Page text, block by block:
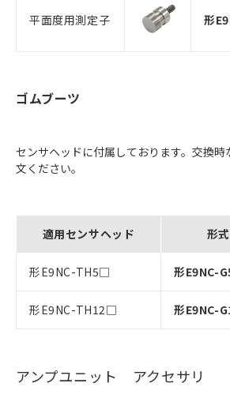
平面度用測定子 形
ゴムブーツ
センサヘッドに付属しております。交換
文ください。
適用センサヘッド 形式
形E9NC-TH5□ 形E9NC-
形E9NC-TH12□ 形E9NC-
アンプユニット アクセサリ